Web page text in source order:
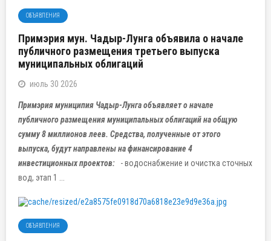
ОБЪЯВЛЕНИЯ
Примэрия мун. Чадыр-Лунга объявила о начале
публичного размещения третьего выпуска
муниципальных облигаций
июль 30 2026
Примэрия муниципия Чадыр-Лунга объявляет о начале
публичного размещения муниципальных облигаций на общую
сумму 8 миллионов леев. Средства, полученные от этого
выпуска, будут направлены на финансирование 4
инвестиционных проектов: - водоснабжение и очистка сточных
вод, этап 1 ...
ОБЪЯВЛЕНИЯ